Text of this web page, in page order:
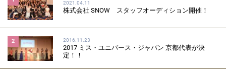
2021.04.11
株式会社 SNOW スタッフオーディション開催！
2 2016.11.23
2017 ミス・ユニバース・ジャパン 京都代表が決
定！！